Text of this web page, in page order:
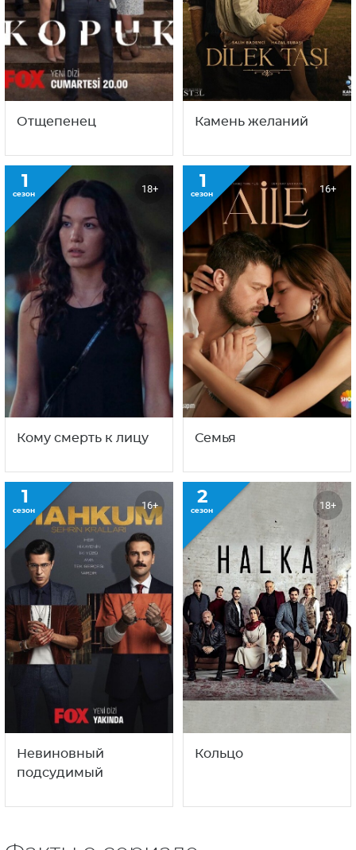
Отщепенец Камень желаний
1
сезон 18+
Кому смерть к лицу
1
сезон 16+
Семья
1
сезон 16+
Невиновный
подсудимый
2
сезон 18+
Кольцо